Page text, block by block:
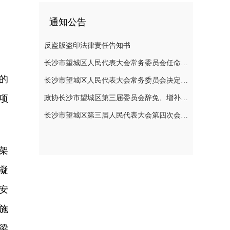
通知公告
反盗版盗印法律责任告知书
长沙市望城区人民代表大会常务委员会任命名单
长沙市望城区人民代表大会常务委员会决定任免名单
政协长沙市望城区第三届委员会辞免、增补政协委员的公告
长沙市望城区第三届人民代表大会第四次会议公告